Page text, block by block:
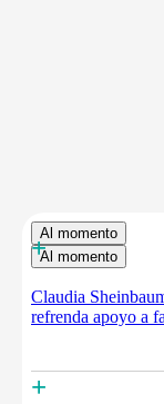
Al momento
Al momento
+
Claudia
refrenda apoyo a
+